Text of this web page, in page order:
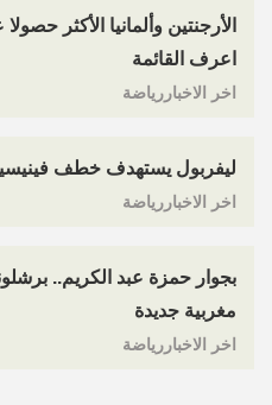
الأرجنتين وألمانيا الأكثر
اعرف القائمة
اخر الاخباررياضة
ليفربول يستهدف خطف
اخر الاخباررياضة
بجوار حمزة عبد الكريم..
مغربية جديدة
اخر الاخباررياضة